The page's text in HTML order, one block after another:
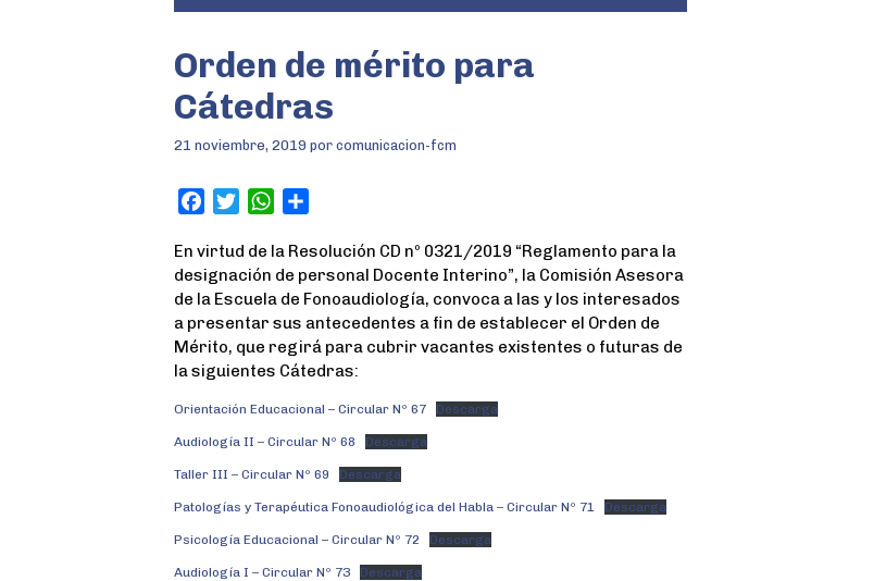
Orden de mérito para
Cátedras
21 noviembre, 2019 por comunicacion-fcm
c
e
b
o
o
k
i
t
t
e
r
W
a
t
s
A
p
p
a
r
e
En virtud de la Resolución CD nº 0321/2019 “Reglamento para la
designación de personal Docente Interino”, la Comisión Asesora
de la Escuela de Fonoaudiología, convoca a las y los interesados
a presentar sus antecedentes a fin de establecer el Orden de
Mérito, que regirá para cubrir vacantes existentes o futuras de
la siguientes Cátedras:
Orientación Educacional – Circular Nº 67 Descarga
Audiología II – Circular Nº 68 Descarga
Taller III – Circular Nº 69 Descarga
Patologías y Terapéutica Fonoaudiológica del Habla – Circular Nº 71 Descarga
Psicología Educacional – Circular Nº 72 Descarga
Audiología I – Circular Nº 73 Descarga